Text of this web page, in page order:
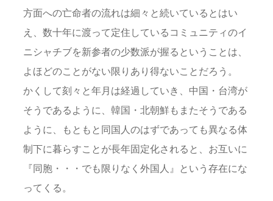
方面への亡命者の流れは細々と続いているとはい
え、数十年に渡って定住しているコミュニティのイ
ニシャチブを新参者の少数派が握るということは、
よほどのことがない限りあり得ないことだろう。
かくして刻々と年月は経過していき、中国・台湾が
そうであるように、韓国・北朝鮮もまたそうである
ように、もともと同国人のはずであっても異なる体
制下に暮らすことが長年固定化されると、お互いに
『同胞・・・でも限りなく外国人』という存在にな
ってくる。